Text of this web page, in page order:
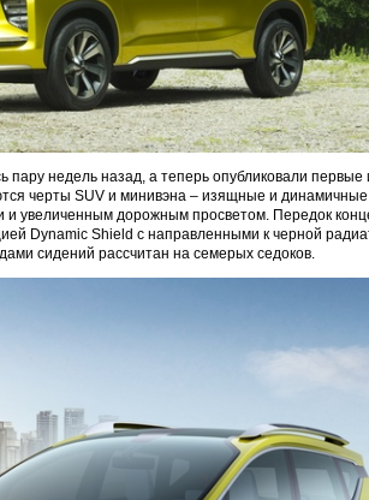
пару недель назад, а теперь опубликовали
черты SUV и минивэна – изящные и динамичные
увеличенным дорожным просветом. Передок
Dynamic Shield с направленными к черной
сидений рассчитан на семерых седоков.